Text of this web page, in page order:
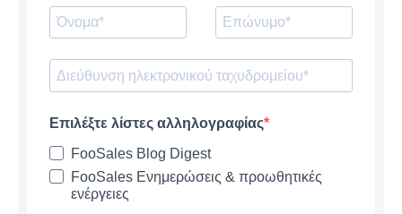
Επιλέξτε λίστες αλληλογραφίας
FooSales Blog Digest
FooSales Ενημερώσεις & προωθητικές
ενέργειες